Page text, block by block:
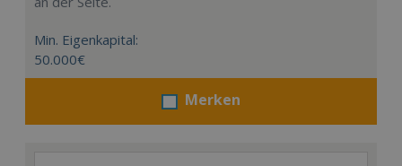
Min. Eigenkapital:
50.000€
Merken